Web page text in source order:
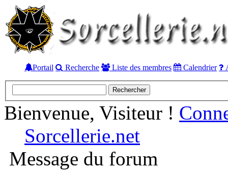
Portail Recherche Liste des membres Calendrier
Bienvenue, Visiteur !
Sorcellerie.net
Message du forum